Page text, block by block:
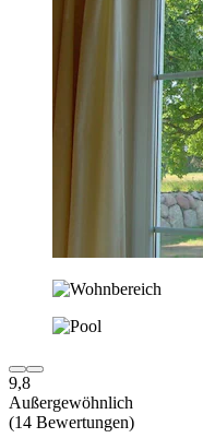
9,8
Außergewöhnlich
(14 Bewertungen)